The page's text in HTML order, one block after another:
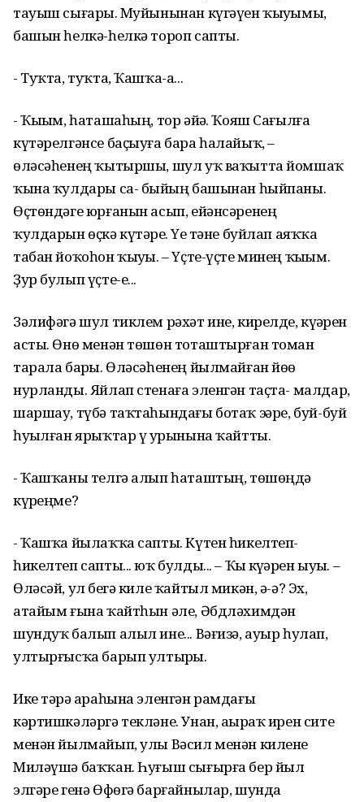
тауыш сығарҙы. Муйынынан күгәүен ҡыуҙымы,
башын һелкә-һелкә тороп сапты.
- Туҡта, туҡта, Ҡашҡа-а...
- Ҡыҙым, һаташаһың, тор әйҙә. Ҡояш Сағылға
күтәрелгәнсе баҫыуға бара һалайыҡ, –
өләсәһенең ҡытыршы, шул уҡ ваҡытта йомшаҡ
ҡына ҡулдары са- быйҙың башынан һыйпаны.
Өҫтөндәге юрғанын асып, ейәнсәренең
ҡулдарын өҫкә күтәрҙе. Үҙе тәне буйлап аяҡҡа
табан йоҡоһон ҡыуҙы. – Үҫте-үҫте минең ҡыҙым.
Ҙур булып үҫте-е...
Зәлифәгә шул тиклем рәхәт ине, кирелде, күҙҙәрен
асты. Өнө менән төшөн тоташтырған томан
тарала барҙы. Өләсәһенең йылмайған йөҙө
нурланды. Яйлап стенаға эленгән таҫта- малдар,
шаршау, түбә таҡтаһындағы ботаҡ эҙҙәре, буй-буй
һуҙылған ярыҡтар үҙ урынына ҡайтты.
- Ҡашҡаны телгә алып һаташтың, төшөңдә
күрҙеңме?
- Ҡашҡа йылаҡҡа сапты. Күтен һикелтеп-
һикелтеп сапты... юҡ булды... – Ҡыҙ күҙҙәрен ыуҙы. –
Өләсәй, ул беҙгә киле ҡайтыл микән, ә-ә? Эх,
атайым ғына ҡайтһын әле, Әбдләхимдән
шундуҡ балып алыл ине... Вәғизә, ауыр һулап,
ултырғысҡа барып ултырҙы.
Ике тәҙрә араһына эленгән рамдағы
кәртишкәләргә текләне. Унан, аҙыраҡ ирен сите
менән йылмайып, улы Вәсил менән килене
Миләүшә баҡҡан. Һуғыш сығырға бер йыл
элгәре генә Өфөгә барғайнылар, шунда